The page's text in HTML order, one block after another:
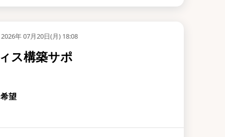
2026年 07月20日(月) 18:08
ス構築サポ
望